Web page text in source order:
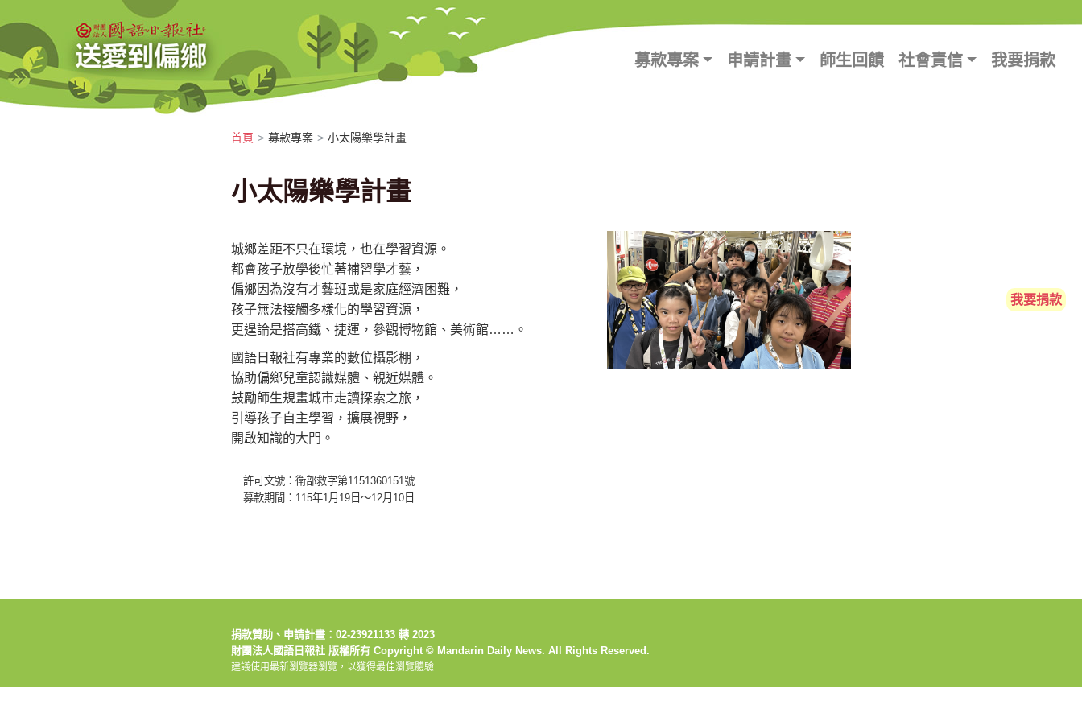
募款專案 申請計畫 師生回饋 社會責信 我要捐款
我要捐款
首頁 募款專案 小太陽樂學計畫
小太陽樂學計畫
城鄉差距不只在環境，也在學習資源。
都會孩子放學後忙著補習學才藝，
偏鄉因為沒有才藝班或是家庭經濟困難，
孩子無法接觸多樣化的學習資源，
更遑論是搭高鐵、捷運，參觀博物館、美術館……。
國語日報社有專業的數位攝影棚，
協助偏鄉兒童認識媒體、親近媒體。
鼓勵師生規畫城市走讀探索之旅，
引導孩子自主學習，擴展視野，
開啟知識的大門。
許可文號：衛部救字第1151360151號
募款期間：115年1月19日～12月10日
捐款贊助、申請計畫：02-23921133 轉 2023
財團法人國語日報社 版權所有 Copyright © Mandarin Daily News. All Rights Reserved.
建議使用最新瀏覽器瀏覽，以獲得最佳瀏覽體驗